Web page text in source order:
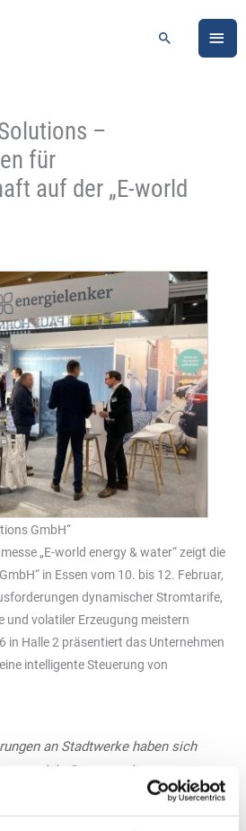
Suchen
–
für
auf der „E-world
GmbH“
„E-world energy & water“ zeigt die
in Essen vom 10. bis 12. Februar,
dynamischer Stromtarife,
und volatiler Erzeugung meistern
in Halle 2 präsentiert das Unternehmen
intelligente Steuerung von
an Stadtwerke haben sich
Denn um das
Kund*innen zu gewinnen, neue
zu eröffnen und die eigene